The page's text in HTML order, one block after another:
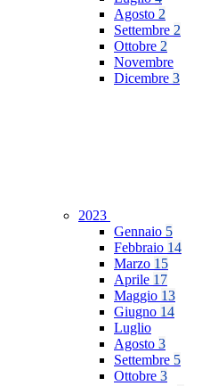
Agosto 2
Settembre 2
Ottobre 2
Novembre
Dicembre 3
2023
Gennaio 5
Febbraio 14
Marzo 15
Aprile 17
Maggio 13
Giugno 14
Luglio
Agosto 3
Settembre 5
Ottobre 3